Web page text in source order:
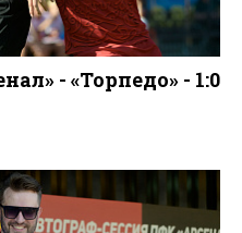
- «Торпедо» - 1:0